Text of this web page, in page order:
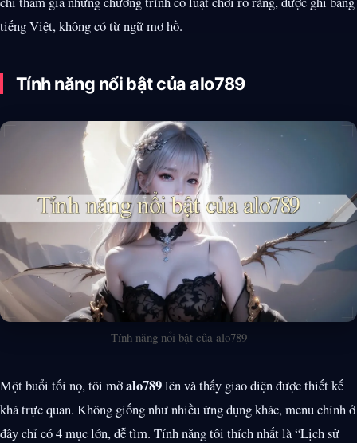
tiếng Việt, không có từ ngữ mơ hồ.
Tính năng nổi bật của alo789
Tính năng nổi bật của alo789
Một buổi tối nọ, tôi mởalo789lên và thấy giao diện được thiết kế
khá trực quan. Không giống như nhiều ứng dụng khác, menu chính ở
đây chỉ có 4 mục lớn, dễ tìm. Tính năng tôi thích nhất là “Lịch sử